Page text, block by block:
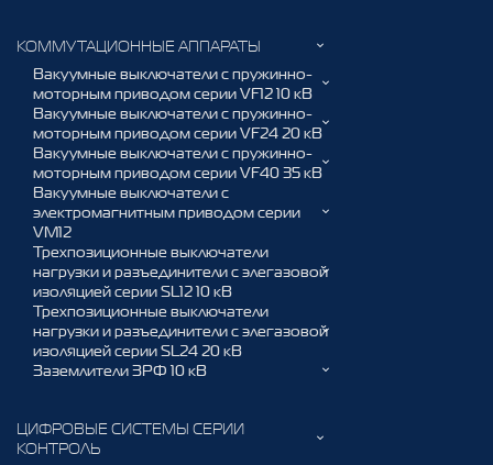
КОММУТАЦИОННЫЕ АППАРАТЫ
Вакуумные выключатели с пружинно-
моторным приводом серии VF12 10 кВ
Вакуумные выключатели с пружинно-
моторным приводом серии VF24 20 кВ
Вакуумные выключатели с пружинно-
моторным приводом серии VF40 35 кВ
Вакуумные выключатели с
электромагнитным приводом серии
VM12
Трехпозиционные выключатели
нагрузки и разъединители с элегазовой
изоляцией серии SL12 10 кВ
Трехпозиционные выключатели
нагрузки и разъединители с элегазовой
изоляцией серии SL24 20 кВ
Заземлители ЗРФ 10 кВ
ЦИФРОВЫЕ СИСТЕМЫ СЕРИИ
КОНТРОЛЬ